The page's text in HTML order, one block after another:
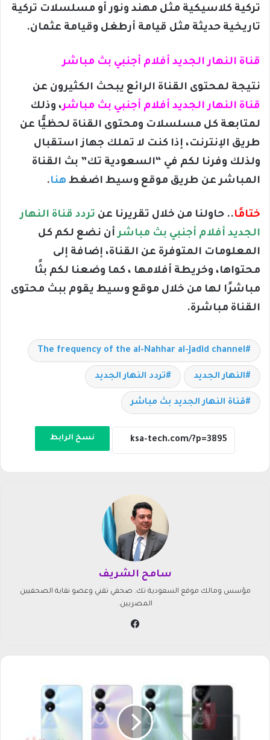
تركية كلاسيكية مثل مهند ونور أو مسلسلات تركية
تاريخية حديثة مثل قيامة أرطغل وقيامة عثمان.
قناة النهار الجديد أفلام أجنبي بث مباشر
نتيجة لمحتوى القناة الرائع يبحث الكثيرون عن
قناة النهار الجديد أفلام أجنبي بث مباشر، وذلك
لمتابعة كل مسلسلات ومحتوى القناة لحظيًَّا عن
طريق الإنترنت، إذا كنت لا تملك جهاز استقبال
ولذلك وفرنا لكم في “السعودية تك” بث القناة
المباشر عن طريق موقع وسيط اضغط هنا.
ختامًا.. حاولنا من خلال تقريرنا عن تردد قناة النهار
الجديد أفلام أجنبي بث مباشر أن نضع لكم كل
المعلومات المتوفرة عن القناة، إضافة إلى
محتواها، وخريطة أفلامها ، كما وضعنا لكم بثًا
مباشرًا لها من خلال موقع وسيط يقوم ببث محتوى
القناة مباشرة.
The frequency of the al-Nahhar al-Jadid channel
النهار الجديد تردد النهار الجديد
قناة النهار الجديد بث مباشر
نسخ الرابط
سامح الشريف
مؤسس ومالك موقع السعودية تك. صحفي تقني وعضو نقابة الصحفيين
المصريين.